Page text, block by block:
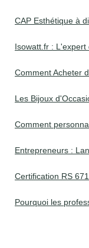
CAP Esthétique à
Isowatt.fr : L'expert
Comment Acheter
Les Bijoux
Comment
Entrepreneurs :
Certification RS
Pourquoi les